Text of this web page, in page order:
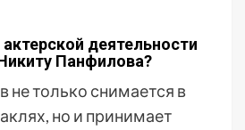
деятельности
Панфилова?
не только снимается в
но и принимает